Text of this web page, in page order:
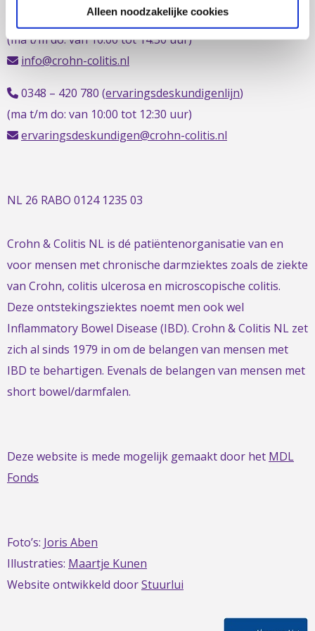
Alleen noodzakelijke cookies
0348 – 43 29 20(algemene nummer)
(ma t/m do: van 10.00 tot 14.30 uur)
info@crohn-colitis.nl
0348 – 420 780 (ervaringsdeskundigenlijn)
(ma t/m do: van 10:00 tot 12:30 uur)
ervaringsdeskundigen@crohn-colitis.nl
NL 26 RABO 0124 1235 03
Crohn & Colitis NL is dé patiëntenorganisatie van en
voor mensen met chronische darmziektes zoals de ziekte
van Crohn, colitis ulcerosa en microscopische colitis.
Deze ontstekingsziektes noemt men ook wel
Inflammatory Bowel Disease (IBD). Crohn & Colitis NL zet
zich al sinds 1979 in om de belangen van mensen met
IBD te behartigen. Evenals de belangen van mensen met
short bowel/darmfalen.
Deze website is mede mogelijk gemaakt door het MDL
Fonds
Foto’s: Joris Aben
Illustraties: Maartje Kunen
Website ontwikkeld doorStuurlui